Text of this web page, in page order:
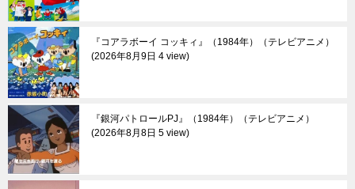
『コアラボーイ コッキィ』（1984年）（テレビアニメ）
2026年8月9日 4 view
『銀河パトロールPJ』（1984年）（テレビアニメ）
2026年8月8日 5 view